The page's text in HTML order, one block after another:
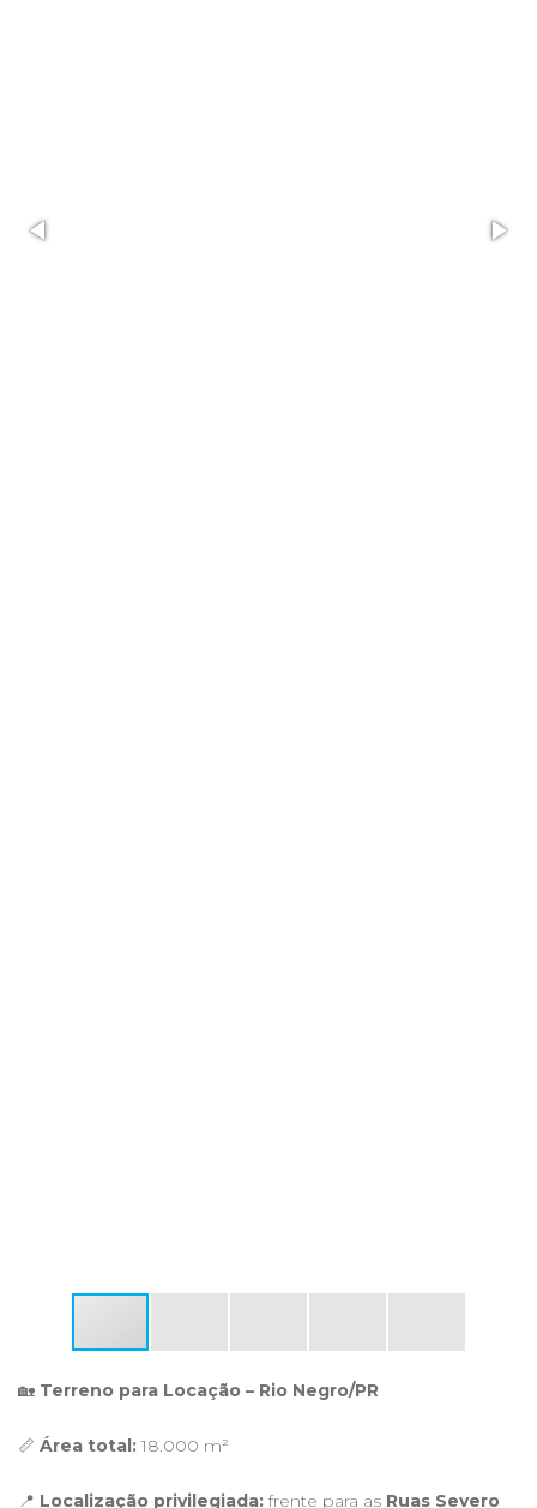
🏡 Terreno para Locação – Rio Negro/PR
📏 Área total:18.000 m²
📍 Localização privilegiada: frente para as Ruas Severo